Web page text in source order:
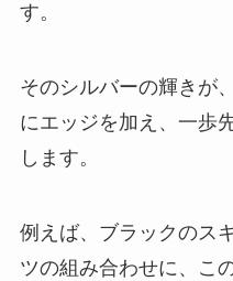
す。
そのシルバーの輝きが
にエッジを加え、一歩
します。
例えば、ブラックのス
ツの組み合わせに、こ